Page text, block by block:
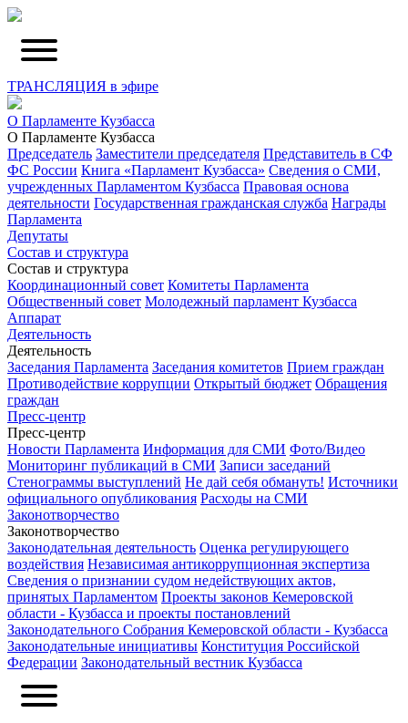
ТРАНСЛЯЦИЯ в эфире
О Парламенте Кузбасса
О Парламенте Кузбасса
Председатель Заместители председателя Представитель в СФ
ФС России Книга «Парламент Кузбасса» Сведения о СМИ,
учрежденных Парламентом Кузбасса Правовая основа
деятельности Государственная гражданская служба Награды
Парламента
Депутаты
Состав и структура
Состав и структура
Координационный совет Комитеты Парламента
Общественный совет Молодежный парламент Кузбасса
Аппарат
Деятельность
Деятельность
Заседания Парламента Заседания комитетов Прием граждан
Противодействие коррупции Открытый бюджет Обращения
граждан
Пресс-центр
Пресс-центр
Новости Парламента Информация для СМИ Фото/Видео
Мониторинг публикаций в СМИ Записи заседаний
Стенограммы выступлений Не дай себя обмануть! Источники
официального опубликования Расходы на СМИ
Законотворчество
Законотворчество
Законодательная деятельность Оценка регулирующего
воздействия Независимая антикоррупционная экспертиза
Сведения о признании судом недействующих актов,
принятых Парламентом Проекты законов Кемеровской
области - Кузбасса и проекты постановлений
Законодательного Собрания Кемеровской области - Кузбасса
Законодательные инициативы Конституция Российской
Федерации Законодательный вестник Кузбасса